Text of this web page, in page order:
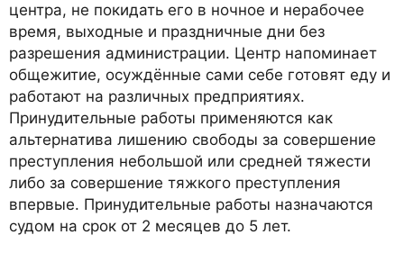
центра, не покидать его в ночное и нерабочее
время, выходные и праздничные дни без
разрешения администрации. Центр напоминает
общежитие, осуждённые сами себе готовят еду и
работают на различных предприятиях.
Принудительные работы применяются как
альтернатива лишению свободы за совершение
преступления небольшой или средней тяжести
либо за совершение тяжкого преступления
впервые. Принудительные работы назначаются
судом на срок от 2 месяцев до 5 лет.